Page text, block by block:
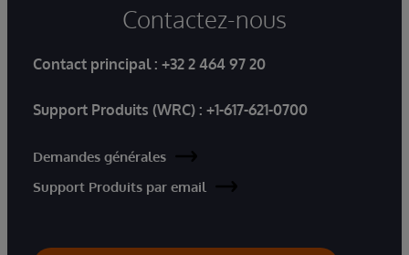
Contactez-nous
Contact principal : +32 2 464 97 20
Support Produits (WRC) : +1-617-621-0700
Demandes générales
Support Produits par email